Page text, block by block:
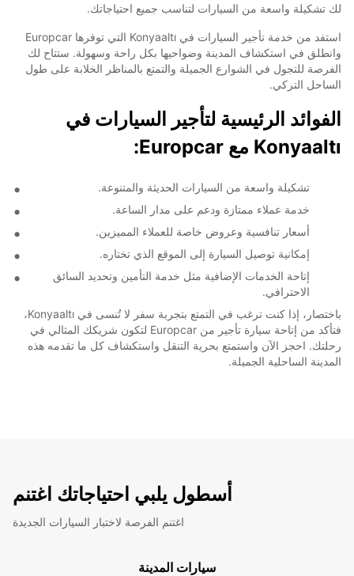
لك تشكيلة واسعة من السيارات لتناسب جميع احتياجاتك.
استفد من خدمة تأجير السيارات في Konyaaltı التي توفرها Europcar
وانطلق في استكشاف المدينة وضواحيها بكل راحة وسهولة. ستتاح لك
الفرصة للتجول في الشوارع الجميلة والتمتع بالمناظر الخلابة على طول
الساحل التركي.
الفوائد الرئيسية لتأجير السيارات في
Konyaaltı مع Europcar:
تشكيلة واسعة من السيارات الحديثة والمتنوعة.
خدمة عملاء ممتازة ودعم على مدار الساعة.
أسعار تنافسية وعروض خاصة للعملاء المميزين.
إمكانية توصيل السيارة إلى الموقع الذي تختاره.
إتاحة الخدمات الإضافية مثل خدمة التأمين وتحديد السائق
الاحترافي.
باختصار، إذا كنت ترغب في التمتع بتجربة سفر لا تُنسى في Konyaaltı،
فتأكد من إتاحة سيارة تأجير من Europcar لتكون شريكك المثالي في
رحلتك. احجز الآن واستمتع بحرية التنقل واستكشاف كل ما تقدمه هذه
المدينة الساحلية الجميلة.
أسطول يلبي احتياجاتك اغتنم
اغتنم الفرصة لاختبار السيارات الجديدة
سيارات المدينة